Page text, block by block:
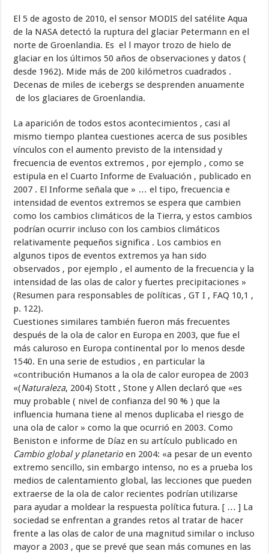
El 5 de agosto de 2010, el sensor MODIS del satélite Aqua
de la NASA detectó la ruptura del glaciar Petermann en el
norte de Groenlandia. Es el l mayor trozo de hielo de
glaciar en los últimos 50 años de observaciones y datos (
desde 1962). Mide más de 200 kilómetros cuadrados .
Decenas de miles de icebergs se desprenden anuamente
de los glaciares de Groenlandia.
La aparición de todos estos acontecimientos , casi al
mismo tiempo plantea cuestiones acerca de sus posibles
vínculos con el aumento previsto de la intensidad y
frecuencia de eventos extremos , por ejemplo , como se
estipula en el Cuarto Informe de Evaluación , publicado en
2007 . El Informe señala que » … el tipo, frecuencia e
intensidad de eventos extremos se espera que cambien
como los cambios climáticos de la Tierra, y estos cambios
podrían ocurrir incluso con los cambios climáticos
relativamente pequeños significa . Los cambios en
algunos tipos de eventos extremos ya han sido
observados , por ejemplo , el aumento de la frecuencia y la
intensidad de las olas de calor y fuertes precipitaciones »
(Resumen para responsables de políticas , GT I , FAQ 10,1 ,
p. 122).
Cuestiones similares también fueron más frecuentes
después de la ola de calor en Europa en 2003, que fue el
más caluroso en Europa continental por lo menos desde
1540. En una serie de estudios , en particular la
«contribución Humanos a la ola de calor europea de 2003
«(Naturaleza, 2004) Stott , Stone y Allen declaró que «es
muy probable ( nivel de confianza del 90 % ) que la
influencia humana tiene al menos duplicaba el riesgo de
una ola de calor » como la que ocurrió en 2003. Como
Beniston e informe de Díaz en su artículo publicado en
Cambio global y planetario en 2004: «a pesar de un evento
extremo sencillo, sin embargo intenso, no es a prueba los
medios de calentamiento global, las lecciones que pueden
extraerse de la ola de calor recientes podrían utilizarse
para ayudar a moldear la respuesta política futura. [ … ] La
sociedad se enfrentan a grandes retos al tratar de hacer
frente a las olas de calor de una magnitud similar o incluso
mayor a 2003 , que se prevé que sean más comunes en las